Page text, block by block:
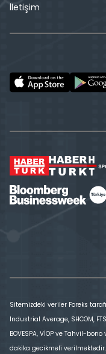
İletişim
Sitemizdeki veriler Foreks
Industrial Average, SHCOM,
BOVESPA, VİOP ve Tahvil-bono
dakika gecikmeli verilmektedir.